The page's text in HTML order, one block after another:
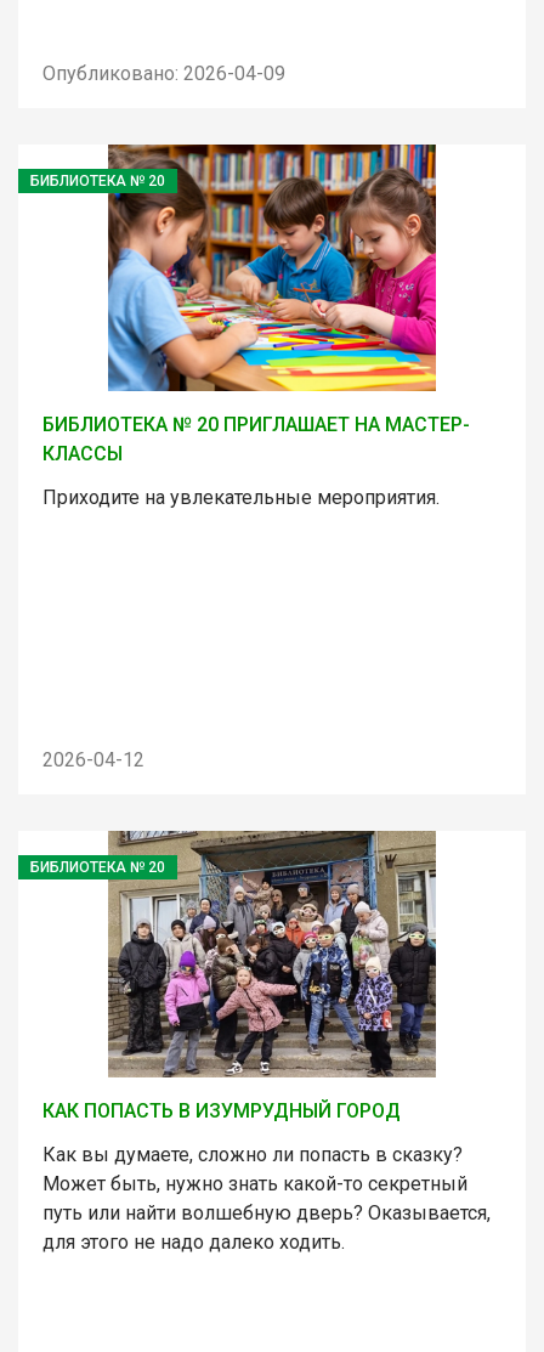
Опубликовано: 2026-04-09
БИБЛИОТЕКА № 20
БИБЛИОТЕКА № 20 ПРИГЛАШАЕТ НА МАСТЕР-
КЛАССЫ
Приходите на увлекательные мероприятия.
2026-04-12
БИБЛИОТЕКА № 20
КАК ПОПАСТЬ В ИЗУМРУДНЫЙ ГОРОД
Как вы думаете, сложно ли попасть в сказку?
Может быть, нужно знать какой-то секретный
путь или найти волшебную дверь? Оказывается,
для этого не надо далеко ходить.